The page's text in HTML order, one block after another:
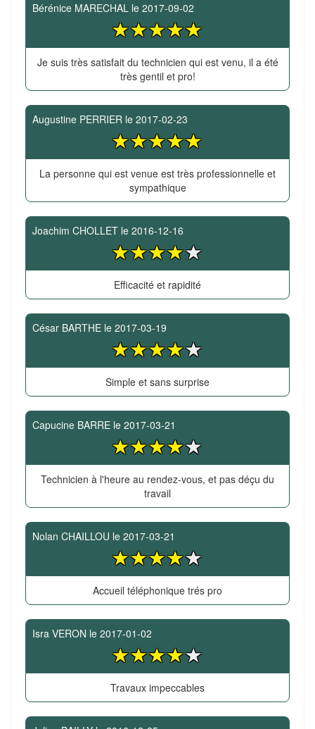
Bérénice MARECHAL le 2017-09-02
Je suis très satisfait du technicien qui est venu, il a été
très gentil et pro!
Augustine PERRIER le 2017-02-23
La personne qui est venue est très professionnelle et
sympathique
Joachim CHOLLET le 2016-12-16
Efficacité et rapidité
César BARTHE le 2017-03-19
Simple et sans surprise
Capucine BARRE le 2017-03-21
Technicien à l'heure au rendez-vous, et pas déçu du
travail
Nolan CHAILLOU le 2017-03-21
Accueil téléphonique trés pro
Isra VERON le 2017-01-02
Travaux impeccables